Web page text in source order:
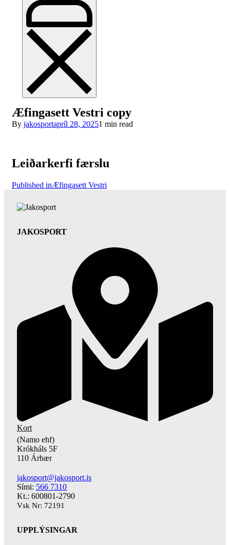
Æfingasett Vestri copy
By jakosportapríl 28, 20251 min read
Leiðarkerfi færslu
Published inÆfingasett Vestri
JAKOSPORT
Kort
(Namo ehf)
Krókháls 5F
110 Árbær
jakosport@jakosport.is
Sími: 566 7310
Kt.: 600801-2790
Vsk Nr: 72191
UPPLÝSINGAR